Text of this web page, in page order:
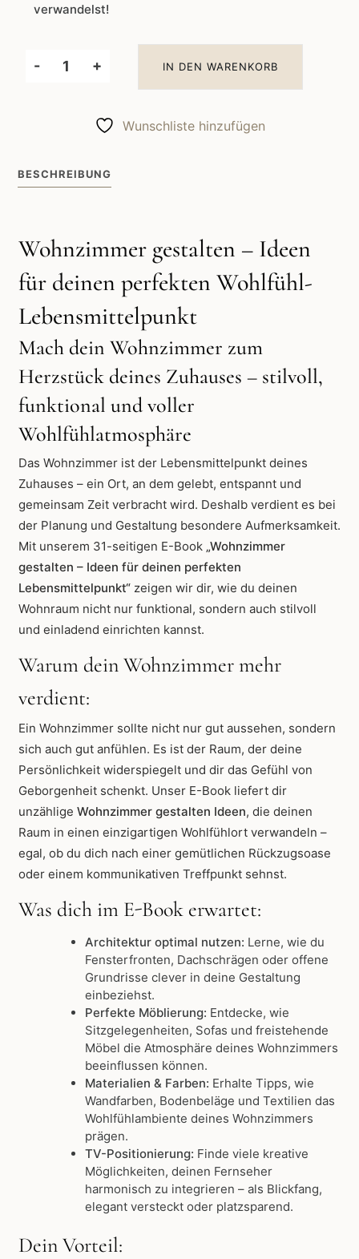
verwandelst!
-
Wohnzimmer
perfekten
+ IN DEN WARENKORB
Wunschliste hinzufügen
BESCHREIBUNG
Wohnzimmer gestalten – Ideen
für deinen perfekten Wohlfühl-
Lebensmittelpunkt
Mach dein Wohnzimmer zum
Herzstück deines Zuhauses – stilvoll,
funktional und voller
Wohlfühlatmosphäre
Das Wohnzimmer ist der Lebensmittelpunkt deines
Zuhauses – ein Ort, an dem gelebt, entspannt und
gemeinsam Zeit verbracht wird. Deshalb verdient es bei
der Planung und Gestaltung besondere Aufmerksamkeit.
Mit unserem 31-seitigen E-Book „Wohnzimmer
gestalten – Ideen für deinen perfekten
Lebensmittelpunkt“ zeigen wir dir, wie du deinen
Wohnraum nicht nur funktional, sondern auch stilvoll
und einladend einrichten kannst.
Warum dein Wohnzimmer mehr
verdient:
Ein Wohnzimmer sollte nicht nur gut aussehen, sondern
sich auch gut anfühlen. Es ist der Raum, der deine
Persönlichkeit widerspiegelt und dir das Gefühl von
Geborgenheit schenkt. Unser E-Book liefert dir
unzählige Wohnzimmer gestalten Ideen, die deinen
Raum in einen einzigartigen Wohlfühlort verwandeln –
egal, ob du dich nach einer gemütlichen Rückzugsoase
oder einem kommunikativen Treffpunkt sehnst.
Was dich im E-Book erwartet:
Architektur optimal nutzen: Lerne, wie du
Fensterfronten, Dachschrägen oder offene
Grundrisse clever in deine Gestaltung
einbeziehst.
Perfekte Möblierung: Entdecke, wie
Sitzgelegenheiten, Sofas und freistehende
Möbel die Atmosphäre deines Wohnzimmers
beeinflussen können.
Materialien & Farben: Erhalte Tipps, wie
Wandfarben, Bodenbeläge und Textilien das
Wohlfühlambiente deines Wohnzimmers
prägen.
TV-Positionierung: Finde viele kreative
Möglichkeiten, deinen Fernseher
harmonisch zu integrieren – als Blickfang,
elegant versteckt oder platzsparend.
Dein Vorteil: